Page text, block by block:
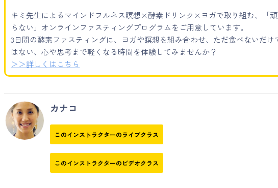
キミ先生によるマインドフルネス瞑想×酵素ドリンク×ヨガで取り組む、「
らない」オンラインファスティングプログラムをご用意しています。
3日間の酵素ファスティングに、ヨガや瞑想を組み合わせ、ただ食べないだけ
はない、心や思考まで軽くなる時間を体験してみませんか？
＞＞詳しくはこちら
カナコ
このインストラクターのライブクラス
このインストラクターのビデオクラス